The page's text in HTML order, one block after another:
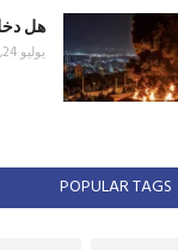
هل
يوليو 24, 2026
POPULAR TAGS